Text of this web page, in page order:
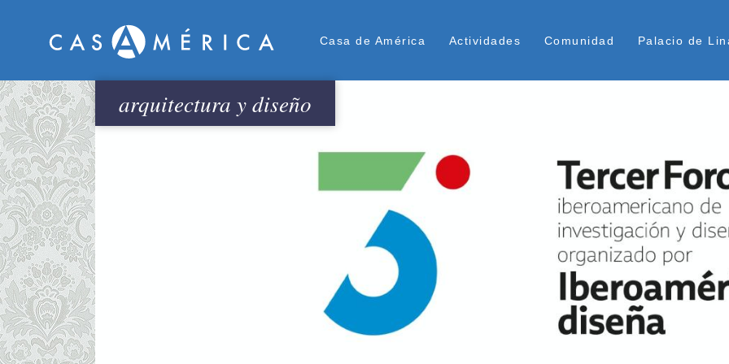
Menú Superior
Casa de América Actividades Comunidad Palacio de
arquitectura y diseño